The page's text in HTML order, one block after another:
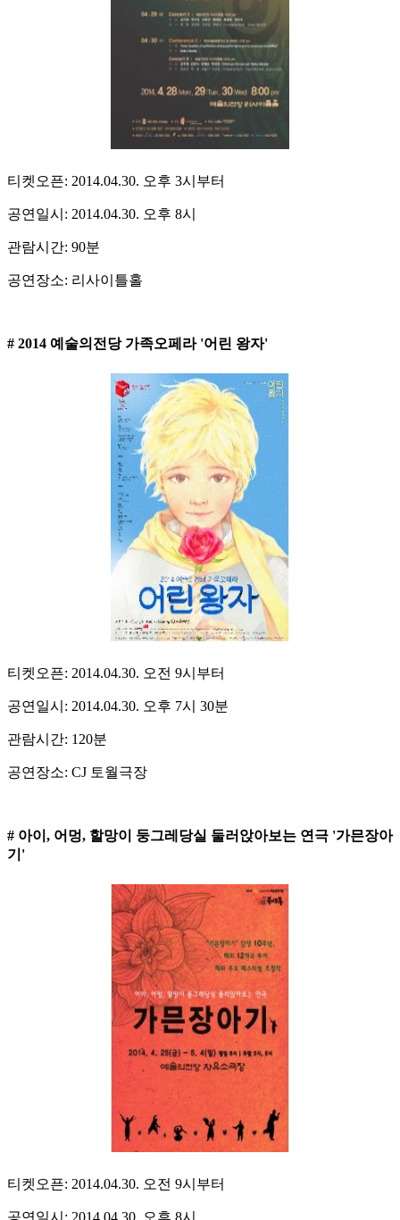
티켓오픈: 2014.04.30. 오후 3시부터
공연일시: 2014.04.30. 오후 8시
관람시간: 90분
공연장소: 리사이틀홀
# 2014 예술의전당 가족오페라 '어린 왕자'
티켓오픈: 2014.04.30. 오전 9시부터
공연일시: 2014.04.30. 오후 7시 30분
관람시간: 120분
공연장소: CJ 토월극장
# 아이, 어멍, 할망이 둥그레당실 둘러앉아보는 연극 '가믄장아
기'
티켓오픈: 2014.04.30. 오전 9시부터